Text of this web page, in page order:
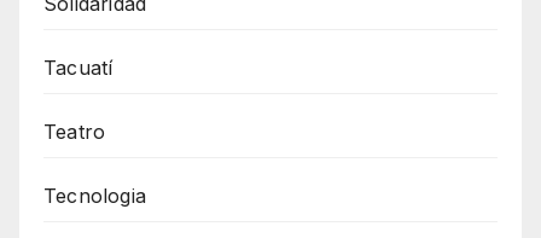
Tacuatí
Teatro
Tecnologia